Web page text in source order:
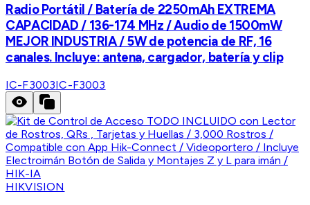
Radio Portátil / Batería de 2250mAh EXTREMA
CAPACIDAD / 136-174 MHz / Audio de 1500mW
MEJOR INDUSTRIA / 5W de potencia de RF, 16
canales. Incluye: antena, cargador, batería y clip
IC-F3003IC-F3003
HIKVISION